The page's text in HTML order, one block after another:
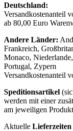
Deutschland:
Versandkostenanteil
ab 80,00 Euro
Andere Länder:
Frankreich,
Monaco,
Portugal, Zypern
Versandkostenanteil
Speditionsartikel
werden mit einer
am jeweiligen
Aktuelle Lieferzeiten